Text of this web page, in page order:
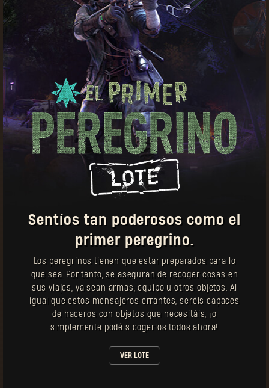
Cosas que vale la pena recordar:
Las fichas de peregrino se pueden usar para
comprar equipo tanto en Dying Light como Dying
Light 2: Stay Human.
Regularmente llegarán nuevos objetos.
Los objetos con este ícono se pueden comprar
múltiples veces.
Cada arma viene con un diseño único que
puedes canjear por separado en tu alijo del
Sentíos tan poderosos como el
primer peregrino.
Los peregrinos tienen que estar preparados para lo
que sea. Por tanto, se aseguran de recoger cosas en
sus viajes, ya sean armas, equipo u otros objetos. Al
igual que estos mensajeros errantes, seréis capaces
de haceros con objetos que necesitáis, ¡o
simplemente podéis cogerlos todos ahora!
VER LOTE